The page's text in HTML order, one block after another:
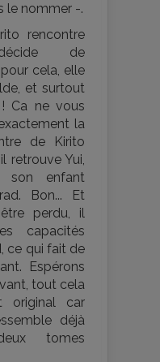
le nommer -.
rencontre
de
cela, elle
et surtout
Ca ne vous
la
de Kirito
retrouve Yui,
son enfant
Bon... Et
perdu, il
capacités
ce qui fait de
Espérons
tout cela
original car
déjà
tomes